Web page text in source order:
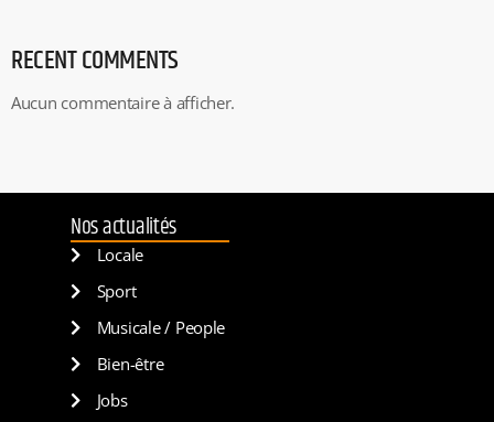
RECENT COMMENTS
Aucun commentaire à afficher.
Nos actualités
Locale
Sport
Musicale / People
Bien-être
Jobs